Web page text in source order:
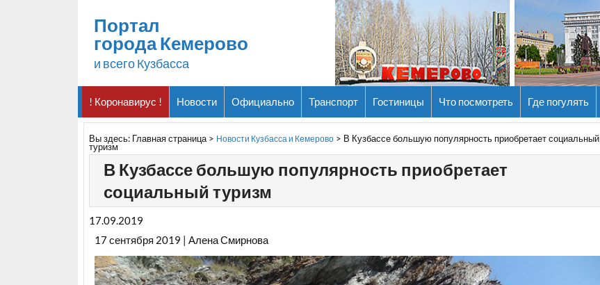
Портал
города Кемерово
и всего Кузбасса
! Коронавирус ! Новости Официально Транспорт Гостиницы Что посмотреть Где погулять
Вы здесь: Главная страница> Новости Кузбасса и Кемерово > В Кузбассе большую популярность приобретает социальный
туризм
В Кузбассе большую популярность приобретает
социальный туризм
17.09.2019
17 сентября 2019 | Алена Смирнова